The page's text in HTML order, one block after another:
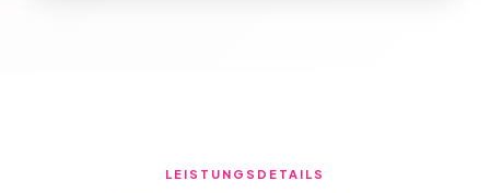
LEISTUNGSDETAILS